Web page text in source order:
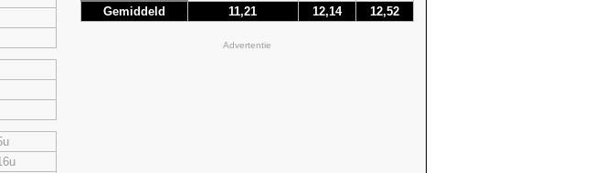
Gemiddeld 11,21 12,14 12,52
Advertentie